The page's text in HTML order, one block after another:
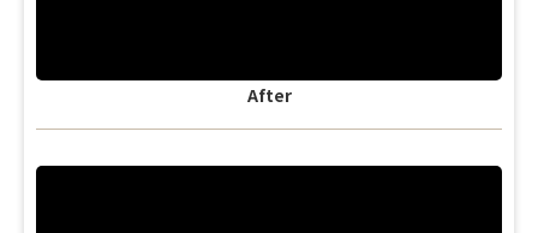
After